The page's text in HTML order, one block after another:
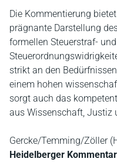
Die Kommentierung
prägnante Darstellung
formellen Steuerstraf- und
strikt an den
einem hohen
sorgt auch das
aus Wissenschaft, Justiz
Gercke/Temming/Zöller
Heidelberger